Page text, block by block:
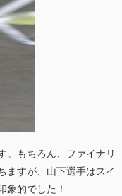
。もちろん、ファイナリ
ますが、山下選手はスイ
象的でした！